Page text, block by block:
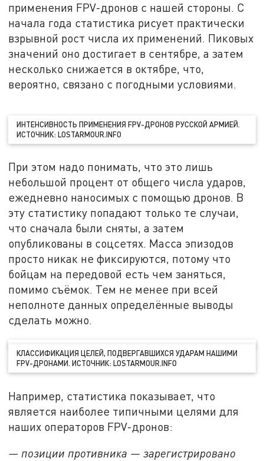
применения FPV-дронов с нашей стороны. С
начала года статистика рисует практически
взрывной рост числа их применений. Пиковых
значений оно достигает в сентябре, а затем
несколько снижается в октябре, что,
вероятно, связано с погодными условиями.
ИНТЕНСИВНОСТЬ ПРИМЕНЕНИЯ FPV-ДРОНОВ РУССКОЙ АРМИЕЙ.
ИСТОЧНИК: LOSTARMOUR.INFO
При этом надо понимать, что это лишь
небольшой процент от общего числа ударов,
ежедневно наносимых с помощью дронов. В
эту статистику попадают только те случаи,
что сначала были сняты, а затем
опубликованы в соцсетях. Масса эпизодов
просто никак не фиксируются, потому что
бойцам на передовой есть чем заняться,
помимо съёмок. Тем не менее при всей
неполноте данных определённые выводы
сделать можно.
КЛАССИФИКАЦИЯ ЦЕЛЕЙ, ПОДВЕРГАВШИХСЯ УДАРАМ НАШИМИ
FPV-ДРОНАМИ. ИСТОЧНИК: LOSTARMOUR.INFO
Например, статистика показывает, что
является наиболее типичными целями для
наших операторов FPV-дронов:
— позиции противника — зарегистрировано